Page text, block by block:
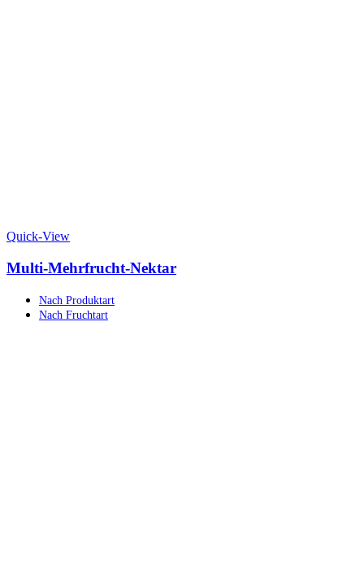
Quick-View
Multi-Mehrfrucht-Nektar
Nach Produktart
Nach Fruchtart